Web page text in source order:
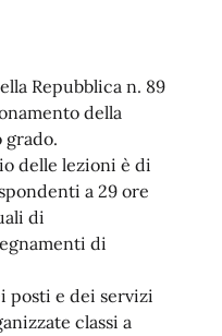
Repubblica n. 89
della
grado.
delle lezioni è di
a 29 ore
di
di
posti e dei servizi
classi a